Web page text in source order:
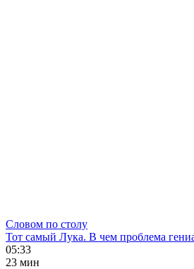
Словом по столу
Тот самый Лука. В чем проблема
05:33
23 мин